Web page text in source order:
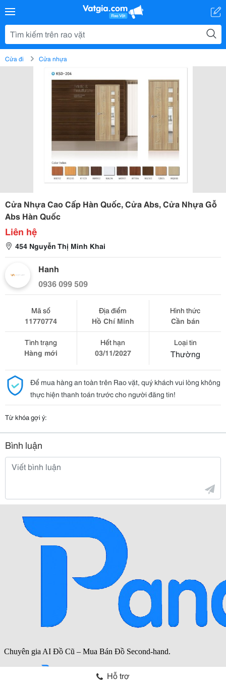
Cửa đi Cửa nhựa
Cửa Nhựa Cao Cấp Hàn Quốc, Cửa Abs, Cửa Nhựa Gỗ
Abs Hàn Quốc
Liên hệ
454 Nguyễn Thị Minh Khai
Hanh
0936 099 509
Mã số
11770774
Địa điểm
Hồ Chí Minh
Hình thức
Cần bán
Tình trạng
Hàng mới
Hết hạn
03/11/2027
Loại tin
Thường
Để mua hàng an toàn trên Rao vặt, quý khách vui lòng không
thực hiện thanh toán trước cho người đăng tin!
Từ khóa gợi ý:
Bình luận
Hỗ trợ